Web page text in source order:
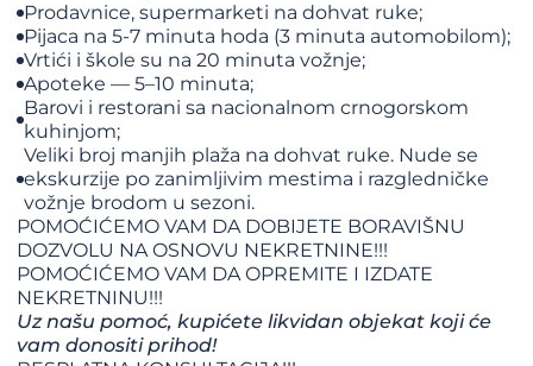
Prodavnice, supermarketi na dohvat ruke;
Pijaca na 5-7 minuta hoda (3 minuta automobilom);
Vrtići i škole su na 20 minuta vožnje;
Apoteke — 5–10 minuta;
Barovi i restorani sa nacionalnom crnogorskom
kuhinjom;
Veliki broj manjih plaža na dohvat ruke. Nude se
ekskurzije po zanimljivim mestima i razgledničke
vožnje brodom u sezoni.
POMOĆIĆEMO VAM DA DOBIJETE BORAVIŠNU
DOZVOLU NA OSNOVU NEKRETNINE!!!
​​​​​​​POMOĆIĆEMO VAM DA OPREMITE I IZDATE
NEKRETNINU!!!
Uz našu pomoć, kupićete likvidan objekat koji će
vam donositi prihod!